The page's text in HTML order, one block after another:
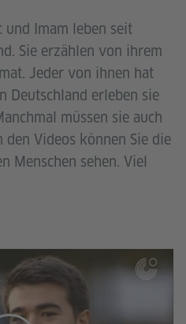
und Imam leben seit
Sie erzählen von ihrem
Jeder von ihnen hat
Deutschland erleben sie
müssen sie auch
Videos können Sie die
Menschen sehen. Viel